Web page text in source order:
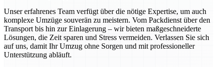
Unser erfahrenes Team verfügt über die nötige Expertise, um auch
komplexe Umzüge souverän zu meistern. Vom Packdienst über den
Transport bis hin zur Einlagerung – wir bieten maßgeschneiderte
Lösungen, die Zeit sparen und Stress vermeiden. Verlassen Sie sich
auf uns, damit Ihr Umzug ohne Sorgen und mit professioneller
Unterstützung abläuft.